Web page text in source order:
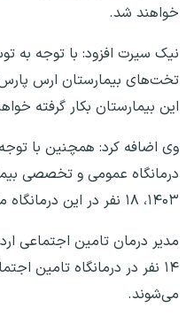
خواهند شد.
نیک سیرت افزود: با توجه به
این بیمارستان بکار گرفته
وی اضافه کرد: همچنین با توجه
درمانگاه عمومی و تخصصی
۱۴۰۳، ۱۸ نفر در این درمانگاه مشغول کار خواهند شد.
مدیر درمان تامین اجتماعی
۱۴ نفر در درمانگاه تامین
می‌شوند.